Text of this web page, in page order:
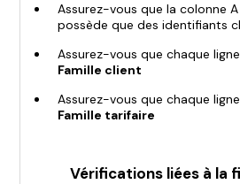
Assurez-vous que la colonne
possède que des identifiants
Assurez-vous que chaque
Famille client
Assurez-vous que chaque
Famille tarifaire
Vérifications liées à la